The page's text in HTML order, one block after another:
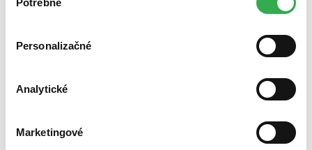
súhlasu
Personalizačné
Analytické
Marketingové
Bestsellery
Najdrahšie
Najlacnejšie